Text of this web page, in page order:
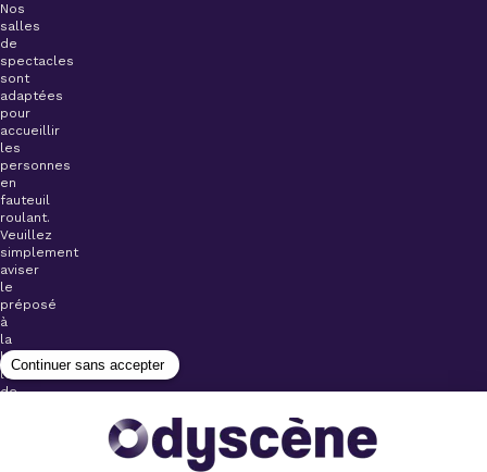
Nos
salles
de
spectacles
sont
adaptées
pour
accueillir
les
personnes
en
fauteuil
roulant.
Veuillez
simplement
aviser
le
préposé
à
la
billetterie
lors
de